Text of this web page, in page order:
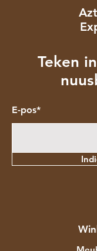
Teken
E-pos*